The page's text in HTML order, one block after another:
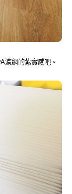
濾網的紮實感吧。